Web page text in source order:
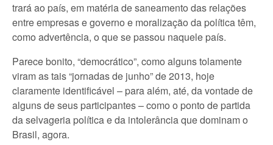
trará ao país, em matéria de saneamento das relações
entre empresas e governo e moralização da política têm,
como advertência, o que se passou naquele país.
Parece bonito, “democrático”, como alguns tolamente
viram as tais “jornadas de junho” de 2013, hoje
claramente identificável – para além, até, da vontade de
alguns de seus participantes – como o ponto de partida
da selvageria política e da intolerância que dominam o
Brasil, agora.